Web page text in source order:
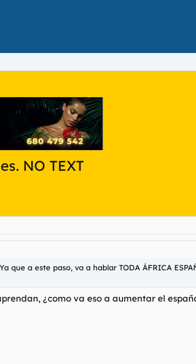
NO TEXT
que a este paso, va a hablar TODA ÁFRICA
¿como va eso a aumentar el